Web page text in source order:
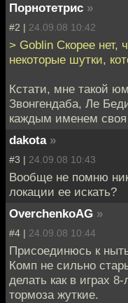
Порнотетрис »
#2 | 24.09.08 10:42
> Goblin Скорее нет,
некоторые шутки,
Кстати, мне такой
Звонгендаба, Ле
каждым именем своя
dakota »
#3 | 24.09.08 10:43
Вообще не помню
локации ее искать?
OverchenkoAG »
#4 | 24.09.08 10:44
Присоединюсь к
Комп не сильно
делать как в играх
тормоза жуткие.